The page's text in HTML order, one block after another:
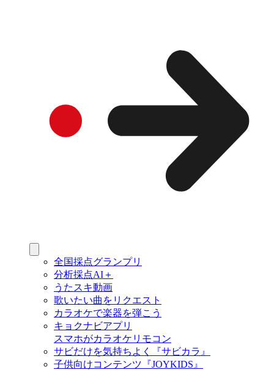
全国採点グランプリ
分析採点AI＋
うたスキ動画
歌いたい曲をリクエスト
カラオケで楽器を弾こう
キョクナビアプリ
スマホがカラオケリモコン
サビだけを気持ちよく『サビカラ』
子供向けコンテンツ『JOYKIDS』